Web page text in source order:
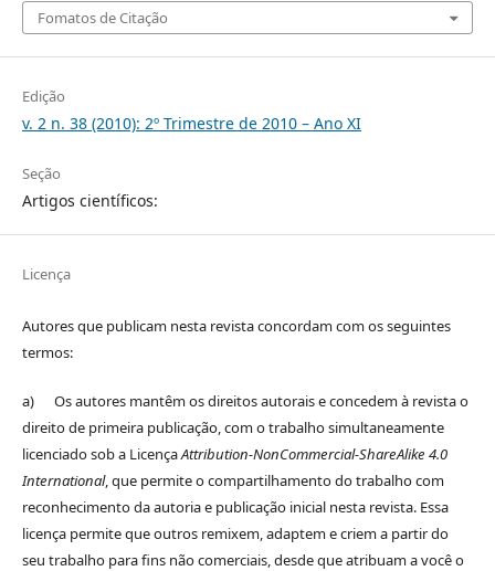
Fomatos de Citação
Edição
v. 2 n. 38 (2010): 2º Trimestre de 2010 – Ano XI
Seção
Artigos científicos:
Licença
Autores que publicam nesta revista concordam com os seguintes
termos:
a) Os autores mantêm os direitos autorais e concedem à revista o
direito de primeira publicação, com o trabalho simultaneamente
licenciado sob a LicençaAttribution-NonCommercial-ShareAlike 4.0
International, que permite o compartilhamento do trabalho com
reconhecimento da autoria e publicação inicial nesta revista. Essa
licença permite que outros remixem, adaptem e criem a partir do
seu trabalho para fins não comerciais, desde que atribuam a você o